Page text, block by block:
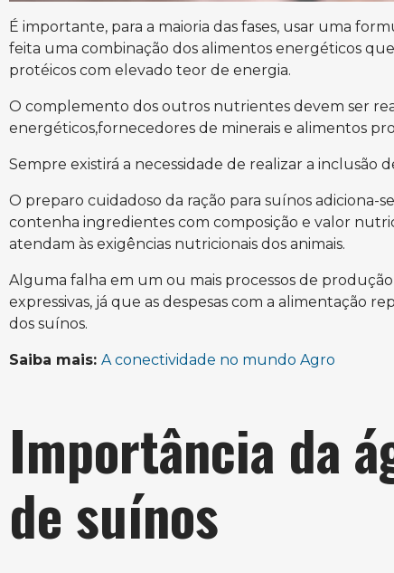
É importante, para a maioria das fases, usar uma
feita uma combinação dos alimentos energéticos
protéicos com elevado teor de energia.
O complemento dos outros nutrientes devem ser
energéticos,fornecedores de minerais e alimentos
Sempre existirá a necessidade de realizar a inclusão
O preparo cuidadoso da ração para suínos
contenha ingredientes com composição e valor
atendam às exigências nutricionais dos animais.
Alguma falha em um ou mais processos de
expressivas, já que as despesas com a alimentação
dos suínos.
Saiba mais: A conectividade no mundo Agro
Importância da
de suínos